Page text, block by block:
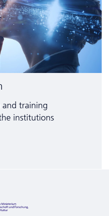
training
institutions